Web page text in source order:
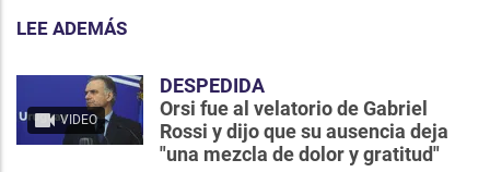
LEE ADEMÁS
VIDEO
DESPEDIDA
Orsi fue al velatorio de Gabriel
Rossi y dijo que su ausencia deja
"una mezcla de dolor y gratitud"